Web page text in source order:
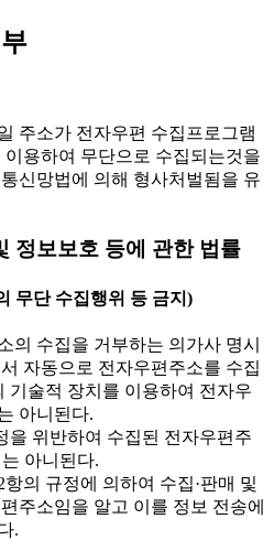
주소가 전자우편 수집프로그램
용하여 무단으로 수집되는것을
신망법에 의해 형사처벌됨을 유
정보보호 등에 관한 법률
무단 수집행위 등 금지)
의 수집을 거부하는 의가사 명시
자동으로 전자우편주소를 수집
기술적 장치를 이용하여 전자우
아니된다.
을 위반하여 수집된 전자우편주
아니된다.
의 규정에 의하여 수집·판매 및
주소임을 알고 이를 정보 전송에
.